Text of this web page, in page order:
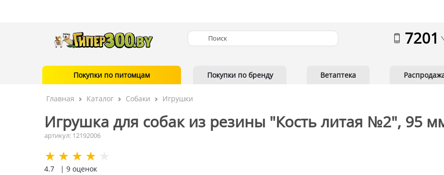
7201
Покупки по питомцам Покупки по бренду Ветаптека
Главная Каталог Собаки Игрушки
Игрушка для собак из резины "Кость литая №2", 95
артикул: 12192006
4.7 | 9 оценок